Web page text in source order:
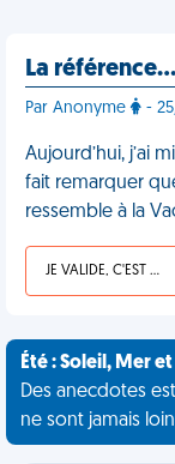
La référence…
Par Anonyme -
Aujourd’hui, j’ai
fait remarquer
ressemble à la
JE VALIDE, C'EST UNE VDM
Été : Soleil, Mer
Des anecdotes
ne sont jamais